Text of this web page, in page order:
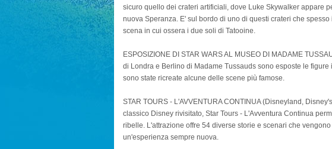
sicuro quello dei crateri artificiali, dove Luke Skywalker appare
nuova Speranza. E' sul bordo di uno di questi crateri che
scena in cui ossera i due soli di Tatooine.
ESPOSIZIONE DI STAR WARS AL MUSEO DI MADAME
di Londra e Berlino di Madame Tussauds sono esposte le
sono state ricreate alcune delle scene più famose.
STAR TOURS - L'AVVENTURA CONTINUA (Disneyland,
classico Disney rivisitato, Star Tours - L'Avventura Continua
ribelle. L'attrazione offre 54 diverse storie e scenari che
un'esperienza sempre nuova.